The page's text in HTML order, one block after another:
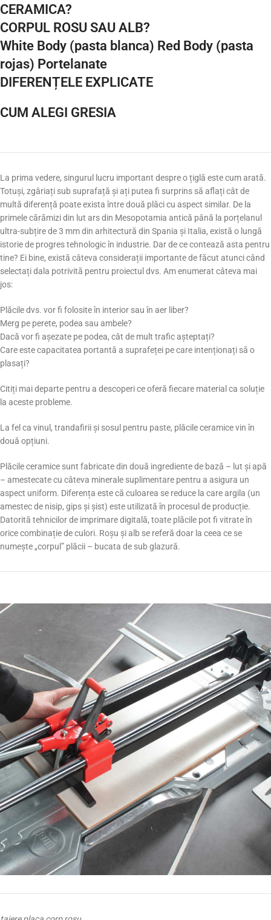
CERAMICA?
CORPUL ROSU SAU ALB?
White Body (pasta blanca) Red Body (pasta
rojas) Portelanate
DIFERENȚELE EXPLICATE
CUM ALEGI GRESIA
La prima vedere, singurul lucru important despre o țiglă este cum arată.
Totuși, zgâriați sub suprafață și ați putea fi surprins să aflați cât de
multă diferență poate exista între două plăci cu aspect similar. De la
primele cărămizi din lut ars din Mesopotamia antică până la porțelanul
ultra-subțire de 3 mm din arhitectură din Spania și Italia, există o lungă
istorie de progres tehnologic în industrie. Dar de ce contează asta pentru
tine? Ei bine, există câteva considerații importante de făcut atunci când
selectați dala potrivită pentru proiectul dvs. Am enumerat câteva mai
jos:
Plăcile dvs. vor fi folosite în interior sau în aer liber?
Merg pe perete, podea sau ambele?
Dacă vor fi așezate pe podea, cât de mult trafic așteptați?
Care este capacitatea portantă a suprafeței pe care intenționați să o
plasați?
Citiți mai departe pentru a descoperi ce oferă fiecare material ca soluție
la aceste probleme.
La fel ca vinul, trandafirii și sosul pentru paste, plăcile ceramice vin în
două opțiuni.
Plăcile ceramice sunt fabricate din două ingrediente de bază – lut și apă
– amestecate cu câteva minerale suplimentare pentru a asigura un
aspect uniform. Diferența este că culoarea se reduce la care argila (un
amestec de nisip, gips și șist) este utilizată în procesul de producție.
Datorită tehnicilor de imprimare digitală, toate plăcile pot fi vitrate în
orice combinație de culori. Roșu și alb se referă doar la ceea ce se
numește „corpul” plăcii – bucata de sub glazură.